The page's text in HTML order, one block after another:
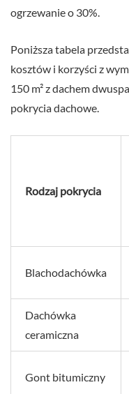
ogrzewanie o 30%.
Poniższa tabela
kosztów i korzyści z
150 m² z dachem
pokrycia dachowe.
Rodzaj pokrycia
Blachodachówka
Dachówka
ceramiczna
Gont bitumiczny